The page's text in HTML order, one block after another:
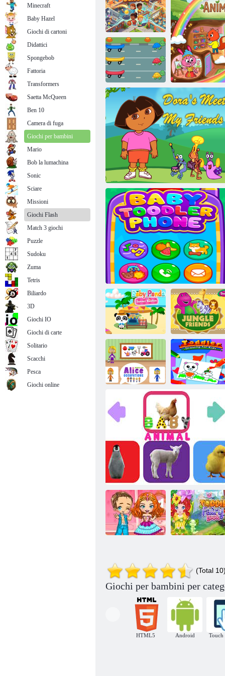
Baby Hazel Farm Tour
La scuola della
mia città
Abbinamento
dei colori della
tartaruga
Dora ha incontrato i miei amici
Telefono per neonati
Vacanze estive
per il Baby
Panda
Gli amici della
giungla di
Barney
Il mondo delle
occupazioni di
Disegno per
Cucciolo di animale
di Blondie
Chibbi
Sguardo da fata
di Toddie
(Total 10)
Giochi per bambini per
HTML5 Android Touch
Minecraft
Baby Hazel
Giochi di cartoni
Didattici
Spongebob
Fattoria
Transformers
Saetta McQueen
Ben 10
Camera di fuga
Giochi per bambini
Mario
Bob la lumachina
Sonic
Sciare
Missioni
Giochi Flash
Match 3 giochi
Puzzle
Sudoku
Zuma
Tetris
Biliardo
3D
Giochi IO
Giochi di carte
Solitario
Scacchi
Pesca
Giochi online